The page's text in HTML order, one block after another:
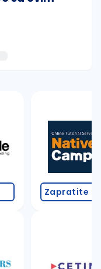
(koristite č, ć, š, đ,
pretrage
Zapratite